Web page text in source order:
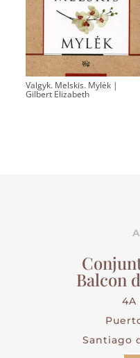
Valgyk. Melskis. Mylėk |
Gilbert Elizabeth
Balcon
4A
Santiago